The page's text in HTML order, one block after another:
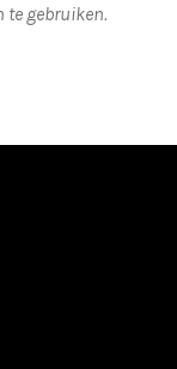
te gebruiken.